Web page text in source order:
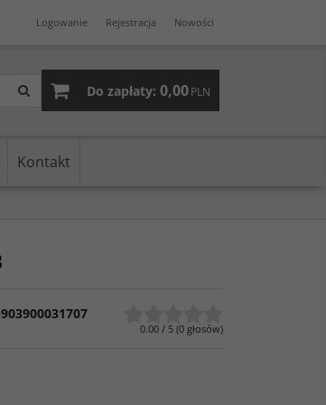
Logowanie Rejestracja Nowości
Do zapłaty: 0,00PLN
Kontakt
0.00 / 5 (0 głosów)